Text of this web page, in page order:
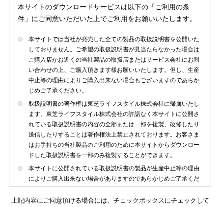
本サイトのダウンロードサービスは以下の「ご利用の条
件」にご同意いただいた上でご利用をお願いいたします。
本サイトでは当社が発売した全ての製品の取扱説明書を公開いた
しておりません。ご希望の取扱説明書が見当たらなかった場合は
ご購入店かお近くの当社製品の取扱店またはサービス会社にお問
い合わせの上、ご購入頂きます様お願いいたします。但し、生産
中止等の理由によりご購入出来ない場合もございますのであらか
じめご了承ください。
取扱説明書の著作権は東芝ライフスタイル株式会社に帰属いたし
ます。東芝ライフスタイル株式会社の許諾なく本サイトに公開さ
れている取扱説明書の内容の全部または一部を複製、改修したり
送信したりすることは著作権法上禁止されております。お客さま
はお手持ちの当社製品のご利用のために本サイトからダウンロー
ドした取扱説明書を一部のみ複製することができます。
本サイトに公開されている取扱説明書の製品が生産中止等の理由
によりご購入出来ない場合がありますのであらかじめご了承くだ
本サイトに公開されている取扱説明書は、製品が発売された時点
上記内容にご同意頂ける場合には、チェックボックスにチェックして